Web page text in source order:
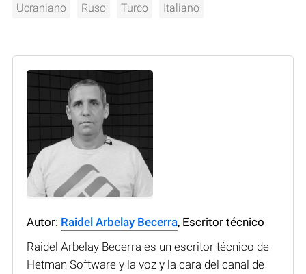
Ucraniano Ruso Turco Italiano
Autor: Raidel Arbelay Becerra, Escritor técnico
Raidel Arbelay Becerra es un escritor técnico de
Hetman Software y la voz y la cara del canal de